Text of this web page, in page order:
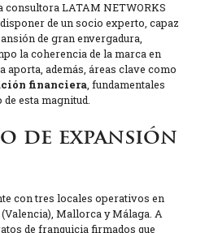
consultora LATAM NETWORKS
de un socio experto, capaz
de gran envergadura,
la coherencia de la marca en
aporta, además, áreas clave como
financiera, fundamentales
esta magnitud.
de expansión
con tres locales operativos en
Mallorca y Málaga. A
de franquicia firmados que